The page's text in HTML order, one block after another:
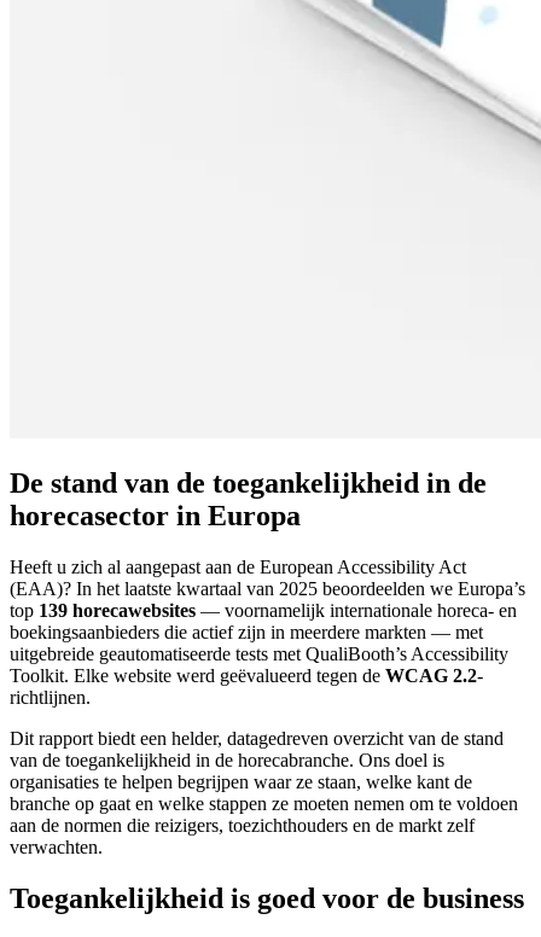
De stand van de toegankelijkheid in de
horecasector in Europa
Heeft u zich al aangepast aan de European Accessibility Act
(EAA)? In het laatste kwartaal van 2025 beoordeelden we Europa’s
top 139 horecawebsites — voornamelijk internationale horeca- en
boekingsaanbieders die actief zijn in meerdere markten — met
uitgebreide geautomatiseerde tests met QualiBooth’s Accessibility
Toolkit. Elke website werd geëvalueerd tegen de WCAG 2.2-
richtlijnen.
Dit rapport biedt een helder, datagedreven overzicht van de stand
van de toegankelijkheid in de horecabranche. Ons doel is
organisaties te helpen begrijpen waar ze staan, welke kant de
branche op gaat en welke stappen ze moeten nemen om te voldoen
aan de normen die reizigers, toezichthouders en de markt zelf
verwachten.
Toegankelijkheid is goed voor de business